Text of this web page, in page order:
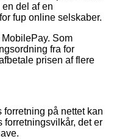
del af en
fup online selskaber.
Som
fra for
prisen af flere
forretning på nettet kan
det er